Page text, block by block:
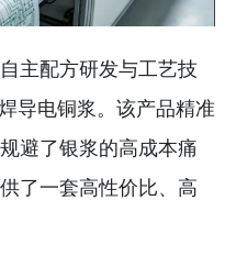
主配方研发与工艺技
导电铜浆。该产品精准
避了银浆的高成本痛
了一套高性价比、高